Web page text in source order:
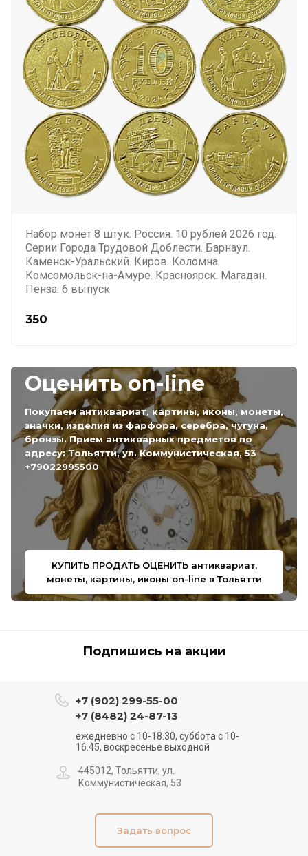
Набор монет 8 штук. Россия. 10 рублей 2026 год.
Серии Города Трудовой Доблести. Барнаул.
Каменск-Уральский. Киров. Коломна.
Комсомольск-на-Амуре. Красноярск. Магадан.
Пенза. 6 выпуск
350
Оценить on-line
Покупаем антиквариат, картины, иконы, монеты,
значки, изделия из фарфора, серебра, чугуна,
бронзы. Прием антикварных предметов по
адресу: Тольятти, ул. Коммунистическая, 53
+79022995500
КУПИТЬ ПРОДАТЬ ОЦЕНИТЬ антиквариат,
монеты, картины, иконы on-line в Тольятти
Подпишись на акции
+7 (902) 299-55-00
+7 (8482) 24-87-13
ежедневно с 10-18.30, суббота с 10-
16.45, воскресенье выходной
445012, Тольятти, ул.
Коммунистическая, 53
Задать вопрос